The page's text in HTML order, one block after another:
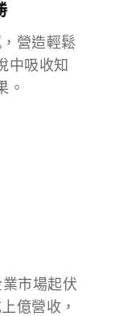
營造輕鬆
中吸收知
。
市場起伏
億營收，